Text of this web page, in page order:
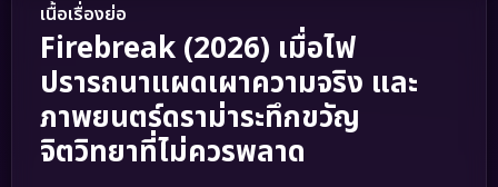
เนื้อเรื่องย่อ
Firebreak (2026) เมื่อไฟ
ปรารถนาแผดเผาความจริง และ
ภาพยนตร์ดราม่าระทึกขวัญ
จิตวิทยาที่ไม่ควรพลาด